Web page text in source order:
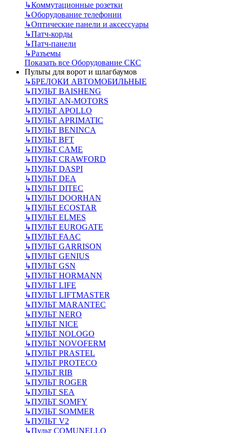
↳Коммутационные розетки
↳Оборудование телефонии
↳Оптические панели и аксессуары
↳Патч-корды
↳Патч-панели
↳Разъемы
Показать все Оборудование СКС
Пульты для ворот и шлагбаумов
↳БРЕЛОКИ АВТОМОБИЛЬНЫЕ
↳ПУЛЬТ BAISHENG
↳ПУЛЬТ AN-MOTORS
↳ПУЛЬТ APOLLO
↳ПУЛЬТ APRIMATIC
↳ПУЛЬТ BENINCA
↳ПУЛЬТ BFT
↳ПУЛЬТ CAME
↳ПУЛЬТ CRAWFORD
↳ПУЛЬТ DASPI
↳ПУЛЬТ DEA
↳ПУЛЬТ DITEC
↳ПУЛЬТ DOORHAN
↳ПУЛЬТ ECOSTAR
↳ПУЛЬТ ELMES
↳ПУЛЬТ EUROGATE
↳ПУЛЬТ FAAC
↳ПУЛЬТ GARRISON
↳ПУЛЬТ GENIUS
↳ПУЛЬТ GSN
↳ПУЛЬТ HORMANN
↳ПУЛЬТ LIFE
↳ПУЛЬТ LIFTMASTER
↳ПУЛЬТ MARANTEC
↳ПУЛЬТ NERO
↳ПУЛЬТ NICE
↳ПУЛЬТ NOLOGO
↳ПУЛЬТ NOVOFERM
↳ПУЛЬТ PRASTEL
↳ПУЛЬТ PROTECO
↳ПУЛЬТ RIB
↳ПУЛЬТ ROGER
↳ПУЛЬТ SEA
↳ПУЛЬТ SOMFY
↳ПУЛЬТ SOMMER
↳ПУЛЬТ V2
↳Пульт СOMUNELLO